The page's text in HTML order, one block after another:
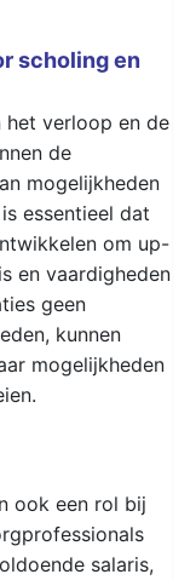
scholing en
het verloop en de
de
mogelijkheden
essentieel dat
om up-
en vaardigheden
geen
kunnen
mogelijkheden
ook een rol bij
salaris,